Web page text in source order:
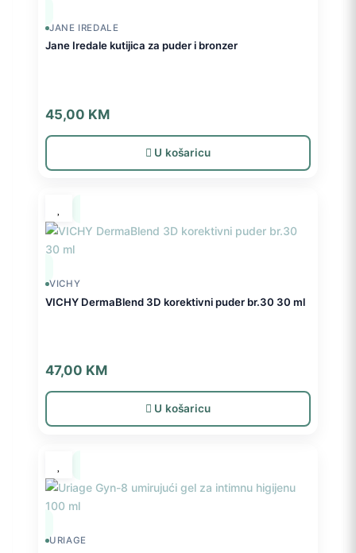
JANE IREDALE
Jane Iredale kutijica za puder i bronzer
45,00 KM
U košaricu
VICHY
VICHY DermaBlend 3D korektivni puder br.30 30 ml
47,00 KM
U košaricu
URIAGE